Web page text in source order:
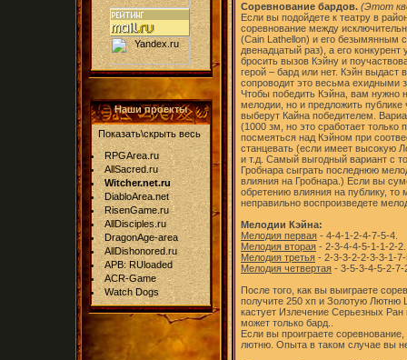
Наши проекты
Показать\скрыть весь
RPGArea.ru
AllSacred.ru
Witcher.net.ru
DiabloArea.net
RisenGame.ru
AllDisciples.ru
DragonAge-area
AllDishonored.ru
APB: RUloaded
ACR-Game
Watch Dogs
Соревнование бардов. (Этот
Если вы подойдете к театру в
соревнование между
(Cain Lathellon) и его безымянным
двенадцатый раз), а его
бросить вызов Кэйну и
герой – бард или нет. Кэйн выдаст
сопроводит это весьма ехидными
Чтобы победить Кэйна, вам нужно
мелодии, но и предложить публике
выберут Кайна победителем.
(1000 зм, но это сработает
посмеяться над Кэйном при
станцевать (если имеет высокую
и т.д. Самый выгодный вариант с
Гробнара сыграть последнюю
влияния на Гробнара.) Если вы
обретению влияния на публику, то
неправильно воспроизведете
Мелодии Кэйна:
Мелодия первая - 4-4-1-2-4-7-5-4.
Мелодия вторая - 2-3-4-4-5-1-1-2-2.
Мелодия третья - 2-3-3-2-2-3-3-1-
Мелодия четвертая - 3-5-3-4-5-2-7-
После того, как вы выиграете
получите 250 хп и Золотую Лютню
кастует Излечение Серьезных
может только бард..
Если вы проиграете
лютню. Опыта в таком случае вы